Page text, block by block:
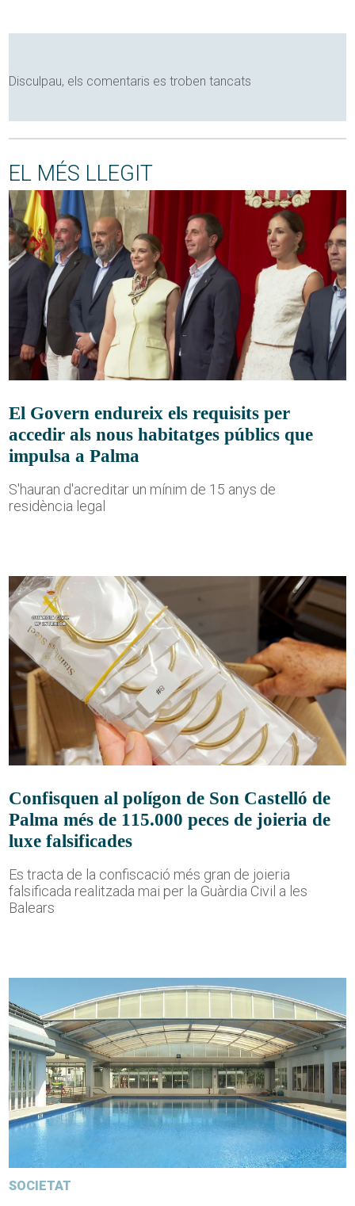
Disculpau, els comentaris es troben tancats
EL MÉS LLEGIT
El Govern endureix els requisits per
accedir als nous habitatges públics que
impulsa a Palma
S'hauran d'acreditar un mínim de 15 anys de
residència legal
Confisquen al polígon de Son Castelló de
Palma més de 115.000 peces de joieria de
luxe falsificades
Es tracta de la confiscació més gran de joieria
falsificada realitzada mai per la Guàrdia Civil a les
Balears
SOCIETAT